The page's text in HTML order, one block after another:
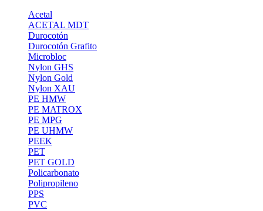
Acetal
ACETAL MDT
Durocotón
Durocotón Grafito
Microbloc
Nylon GHS
Nylon Gold
Nylon XAU
PE HMW
PE MATROX
PE MPG
PE UHMW
PEEK
PET
PET GOLD
Policarbonato
Polipropileno
PPS
PVC